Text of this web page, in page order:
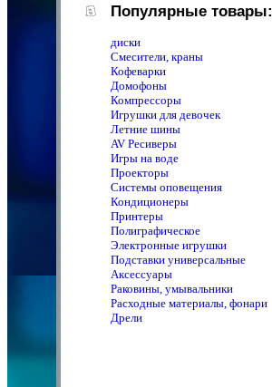
Популярные товары:
диски
Смесители, краны
Кофеварки
Домофоны
Компрессоры
Игрушки для девочек
Летние шины
AV Ресиверы
Игры на воде
Проекторы
Системы оповещения
Кондиционеры
Принтеры
Полиграфическое
Электронные игрушки
Подставки универсальные
Аксессуары
Раковины, умывальники
Расходные материалы, фонари
Дрели